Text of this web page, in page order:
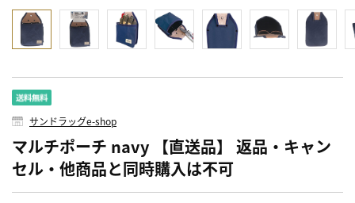
サンドラッグe-shop
マルチポーチ navy 【直送品】 返品・キャン
セル・他商品と同時購入は不可